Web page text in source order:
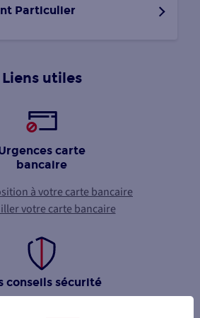
Particulier
Liens utiles
carte
bancaire
à votre carte bancaire
votre carte bancaire
conseils sécurité